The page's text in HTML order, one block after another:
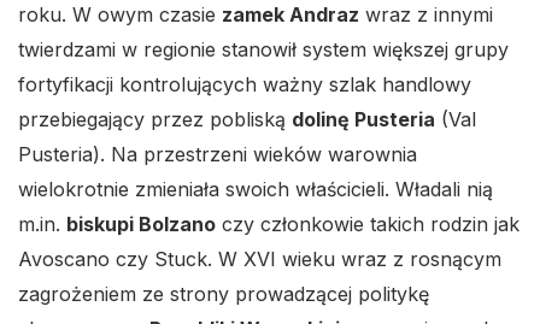
roku. W owym czasie zamek Andraz wraz z innymi
twierdzami w regionie stanowił system większej grupy
fortyfikacji kontrolujących ważny szlak handlowy
przebiegający przez pobliską dolinę Pusteria (Val
Pusteria). Na przestrzeni wieków warownia
wielokrotnie zmieniała swoich właścicieli. Władali nią
m.in. biskupi Bolzano czy członkowie takich rodzin jak
Avoscano czy Stuck. W XVI wieku wraz z rosnącym
zagrożeniem ze strony prowadzącej politykę